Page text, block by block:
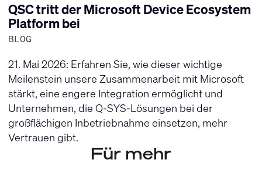
QSC tritt der Microsoft Device Ecosystem
Platform bei
BLOG
21. Mai 2026: Erfahren Sie, wie dieser wichtige
Meilenstein unsere Zusammenarbeit mit Microsoft
stärkt, eine engere Integration ermöglicht und
Unternehmen, die Q-SYS-Lösungen bei der
großflächigen Inbetriebnahme einsetzen, mehr
Vertrauen gibt.
Für mehr